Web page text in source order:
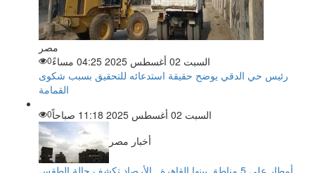
مصر
السبت 02 أغسطس 2025 04:25 مساءً
0
رئيس حي الدقي يوضح حقيقة استدعائه للتحقيق بسبب شكوى
القمامة
السبت 02 أغسطس 2025 11:18 صباحاً
0
أخبار مصر